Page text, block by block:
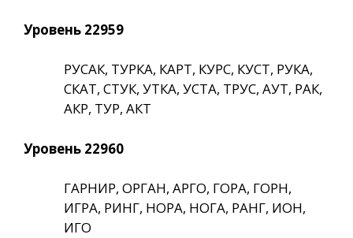
Уровень 22959
РУСАК, ТУРКА, КАРТ, КУРС, КУСТ, РУКА,
СКАТ, СТУК, УТКА, УСТА, ТРУС, АУТ, РАК,
АКР, ТУР, АКТ
Уровень 22960
ГАРНИР, ОРГАН, АРГО, ГОРА, ГОРН,
ИГРА, РИНГ, НОРА, НОГА, РАНГ, ИОН,
ИГО